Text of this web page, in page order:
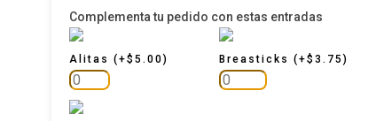
Complementa tu pedido con estas entradas
Alitas (+$ 5.00) Breasticks (+$ 3.75 )